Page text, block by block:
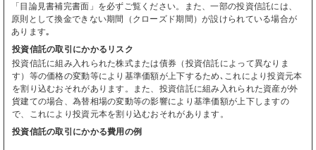
「目論見書補完書面」を必ずご覧ください。また、一部の投資信託には、
原則として換金できない期間（クローズド期間）が設けられている場合が
あります｡
投資信託の取引にかかるリスク
投資信託に組み入れられた株式または債券（投資信託によって異なりま
す）等の価格の変動等により基準価額が上下するため､これにより投資元本
を割り込むおそれがあります。また、投資信託に組み入れられた資産が外
貨建ての場合、為替相場の変動等の影響により基準価額が上下しますの
で、これにより投資元本を割り込むおそれがあります。
投資信託の取引にかかる費用の例